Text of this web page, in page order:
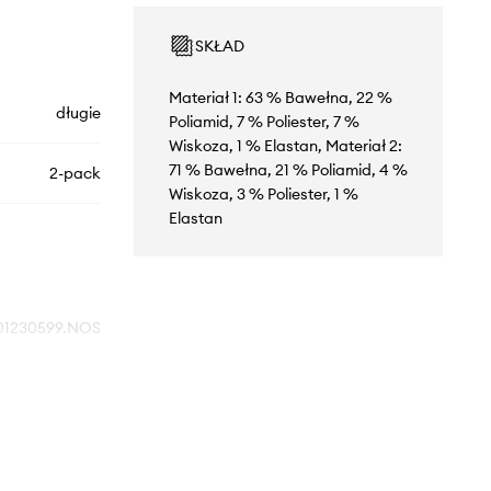
długie
2-pack
SKŁAD
Materiał 1: 63 % Bawełna, 22 %
Poliamid, 7 % Poliester, 7 %
Wiskoza, 1 % Elastan, Materiał 2:
71 % Bawełna, 21 % Poliamid, 4 %
Wiskoza, 3 % Poliester, 1 %
Elastan